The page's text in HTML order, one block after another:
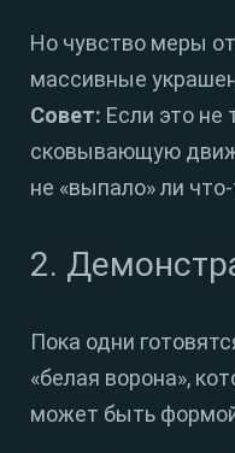
Но чувство меры
массивные
Совет: Если это не
сковывающую
не «выпало» ли
2.
Пока одни
«белая ворона»,
может быть формой